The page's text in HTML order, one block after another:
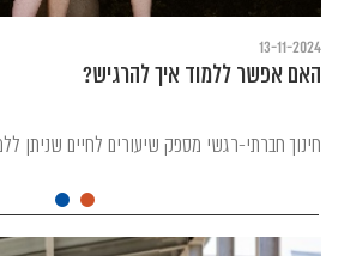
13-11-2024
האם אפשר ללמוד איך להרגיש?
חינוך חברתי-רגשי מספק שיעורים לחיים שניתן